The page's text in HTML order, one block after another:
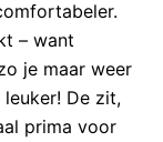
– want
je maar weer
De zit,
prima voor